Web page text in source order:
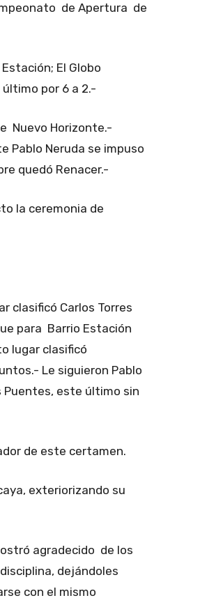
de Apertura de
El Globo
por 6 a 2.-
Nuevo Horizonte.-
Pablo Neruda se impuso
quedó Renacer.-
la ceremonia de
clasificó Carlos Torres
para Barrio Estación
lugar clasificó
Le siguieron Pablo
Puentes, este último sin
de este certamen.
exteriorizando su
agradecido de los
dejándoles
con el mismo